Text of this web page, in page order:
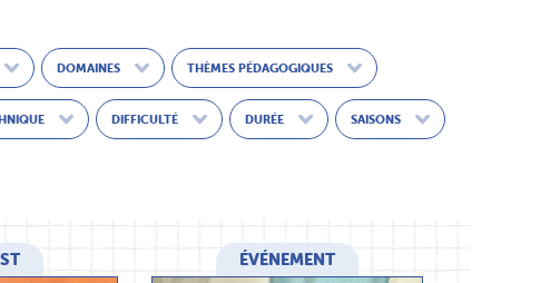
DOMAINES THÈMES PÉDAGOGIQUES
DIFFICULTÉ DURÉE SAISONS
ÉVÉNEMENT